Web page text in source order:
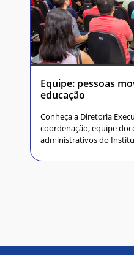
Equipe: pessoas
educação
Conheça a Diretoria
coordenação, equipe
administrativos do